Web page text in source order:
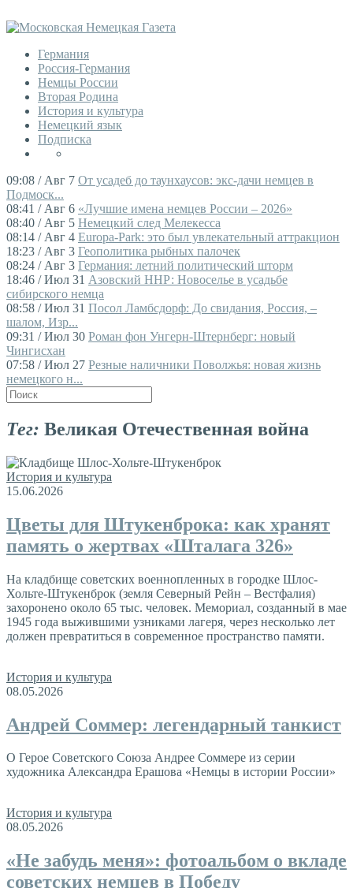
Германия
Россия-Германия
Немцы России
Вторая Родина
История и культура
Немецкий язык
Подписка
09:08 / Авг 7 От усадеб до таунхаусов: экс-дачи немцев в
Подмоск...
08:41 / Авг 6 «Лучшие имена немцев России – 2026»
08:40 / Авг 5 Немецкий след Мелекесса
08:14 / Авг 4 Europa-Park: это был увлекательный аттракцион
18:23 / Авг 3 Геополитика рыбных палочек
08:24 / Авг 3 Германия: летний политический шторм
18:46 / Июл 31 Азовский ННР: Новоселье в усадьбе
сибирского немца
08:58 / Июл 31 Посол Ламбсдорф: До свидания, Россия, –
шалом, Изр...
09:31 / Июл 30 Роман фон Унгерн-Штернберг: новый
Чингисхан
07:58 / Июл 27 Резные наличники Поволжья: новая жизнь
немецкого н...
Тег: Великая Отечественная война
История и культура
15.06.2026
Цветы для Штукенброка: как хранят
память о жертвах «Шталага 326»
На кладбище советских военнопленных в городке Шлос-
Хольте-Штукенброк (земля Северный Рейн – Вестфалия)
захоронено около 65 тыс. человек. Мемориал, созданный в мае
1945 года выжившими узниками лагеря, через несколько лет
должен превратиться в современное пространство памяти.
История и культура
08.05.2026
Андрей Соммер: легендарный танкист
О Герое Советского Союза Андрее Соммере из серии
художника Александра Ерашова «Немцы в истории России»
История и культура
08.05.2026
«Не забудь меня»: фотоальбом о вкладе
советских немцев в Победу